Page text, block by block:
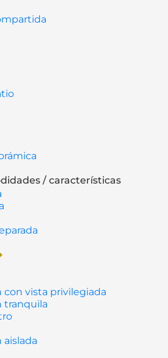
/ características
con vista privilegiada
tranquila
aislada